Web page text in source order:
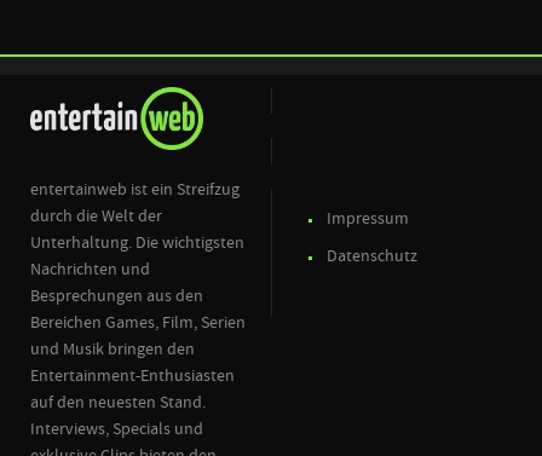
entertainweb ist ein Streifzug
durch die Welt der
Unterhaltung. Die wichtigsten
Nachrichten und
Besprechungen aus den
Bereichen Games, Film, Serien
und Musik bringen den
Entertainment-Enthusiasten
auf den neuesten Stand.
Interviews, Specials und
Impressum
Datenschutz